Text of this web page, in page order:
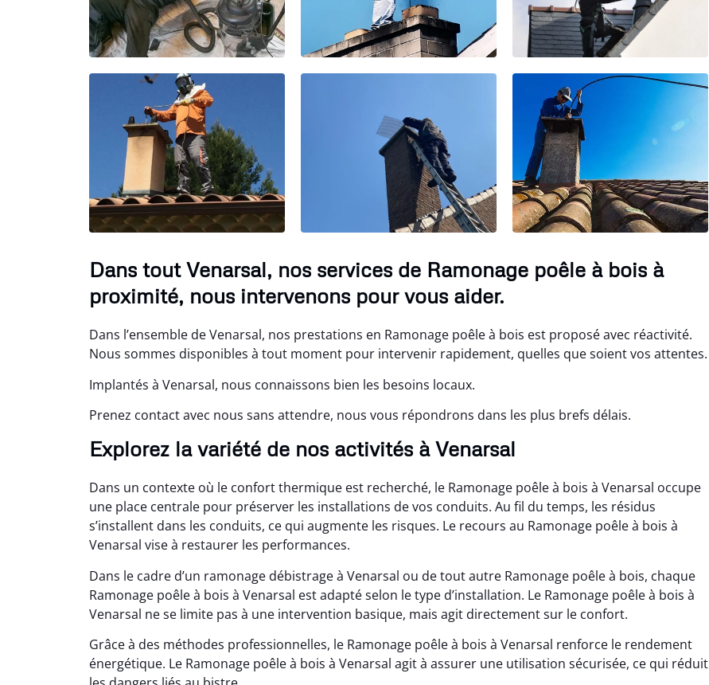
Dans tout Venarsal, nos services de Ramonage poêle à bois à
proximité, nous intervenons pour vous aider.
Dans l’ensemble de Venarsal, nos prestations en Ramonage poêle à bois est proposé avec réactivité.
Nous sommes disponibles à tout moment pour intervenir rapidement, quelles que soient vos attentes.
Implantés à Venarsal, nous connaissons bien les besoins locaux.
Prenez contact avec nous sans attendre, nous vous répondrons dans les plus brefs délais.
Explorez la variété de nos activités à Venarsal
Dans un contexte où le confort thermique est recherché, le Ramonage poêle à bois à Venarsal occupe
une place centrale pour préserver les installations de vos conduits. Au fil du temps, les résidus
s’installent dans les conduits, ce qui augmente les risques. Le recours au Ramonage poêle à bois à
Venarsal vise à restaurer les performances.
Dans le cadre d’un ramonage débistrage à Venarsal ou de tout autre Ramonage poêle à bois, chaque
Ramonage poêle à bois à Venarsal est adapté selon le type d’installation. Le Ramonage poêle à bois à
Venarsal ne se limite pas à une intervention basique, mais agit directement sur le confort.
Grâce à des méthodes professionnelles, le Ramonage poêle à bois à Venarsal renforce le rendement
énergétique. Le Ramonage poêle à bois à Venarsal agit à assurer une utilisation sécurisée, ce qui réduit